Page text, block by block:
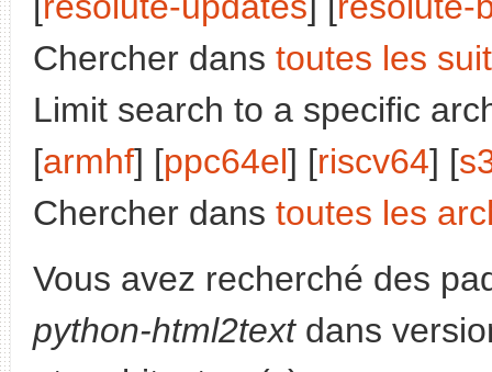
Chercher dans toutes les
Limit search to a specific
[armhf] [ppc64el] [riscv64] [
Chercher dans toutes les
Vous avez recherché des
python-html2textdans